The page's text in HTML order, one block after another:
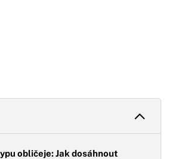
obličeje: Jak dosáhnout